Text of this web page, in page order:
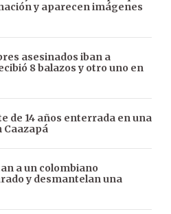
y aparecen imágenes
asesinados iban a
8 balazos y otro uno en
de 14 años enterrada en una
a un colombiano
y desmantelan una